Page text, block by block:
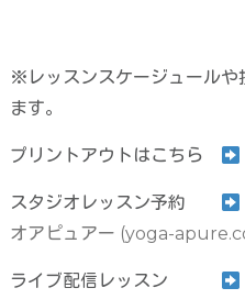
※レッスンスケージュールや
ます。
プリントアウトはこちら
スタジオレッスン予約
オアピュアー (yoga-
ライブ配信レッスン